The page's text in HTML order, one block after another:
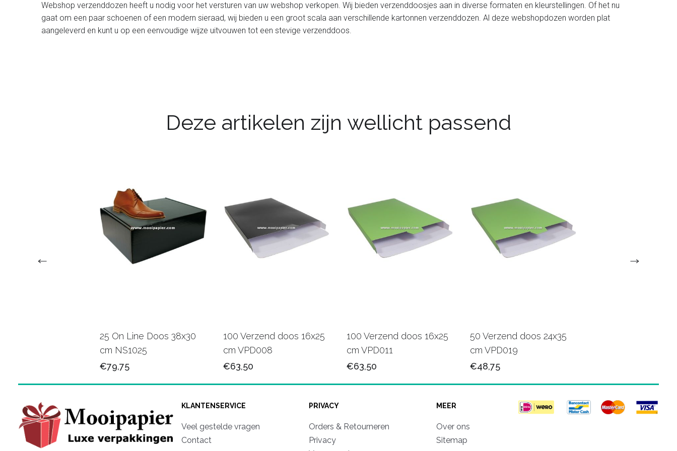
Webshop verzenddozen heeft u nodig voor het versturen van uw webshop verkopen. Wij bieden verzenddoosjes aan in diverse formaten en kleurstellingen. Of het nu
gaat om een paar schoenen of een modern sieraad, wij bieden u een groot scala aan verschillende kartonnen verzenddozen. Al deze webshopdozen worden plat
aangeleverd en kunt u op een eenvoudige wijze uitvouwen tot een stevige verzenddoos.
Deze artikelen zijn wellicht passend
25 On Line Doos 38x30
cm NS1025
€79,75
100 Verzend doos 16x25
cm VPD008
€63,50
100 Verzend doos 16x25
cm VPD011
€63,50
50 Verzend doos 24x35
cm VPD019
€48,75
KLANTENSERVICE
Veel gestelde vragen
Contact
PRIVACY
Orders & Retourneren
Privacy
MEER
Over ons
Sitemap